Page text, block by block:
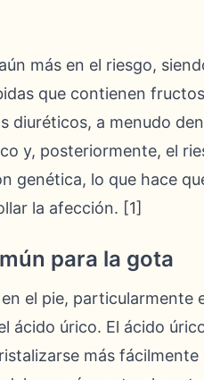
más en el riesgo,
que contienen
diuréticos, a menudo
y, posteriormente, el
genética, lo que hace
la afección. [1]
para la gota
el pie, particularmente
ácido úrico. El ácido
más